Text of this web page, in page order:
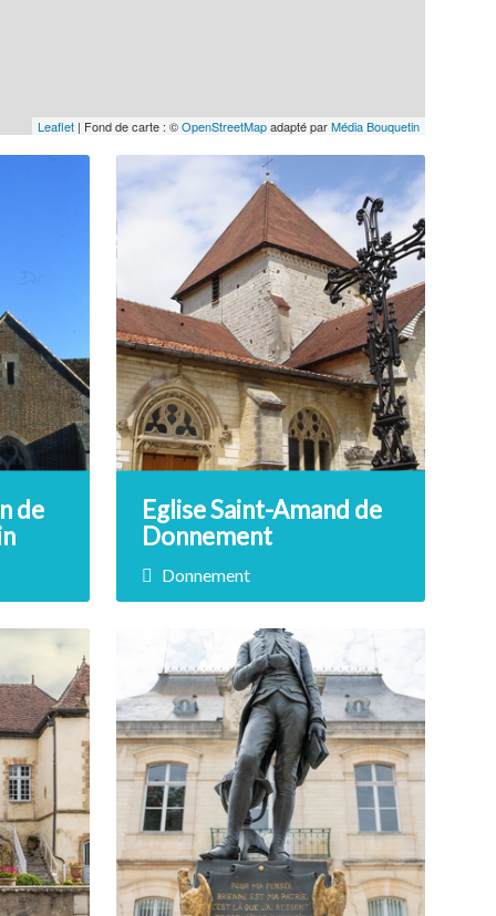
Leaflet | Fond de carte : ©OpenStreetMapadapté parMédia Bouquetin
de
de
de
Eglise Saint-Amand de
Donnement
Donnement
Prix non renseigné
La partie la plus ancienne de
l’église, le mur nord-est,…
DÉCOUVRIR